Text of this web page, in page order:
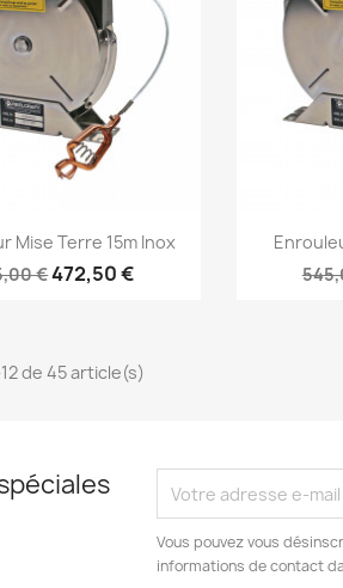
Aperçu rapide
Mise Terre 15m Inox
€472,50 €

de 45 article(s)
Vous pouvez vous
informations de contact